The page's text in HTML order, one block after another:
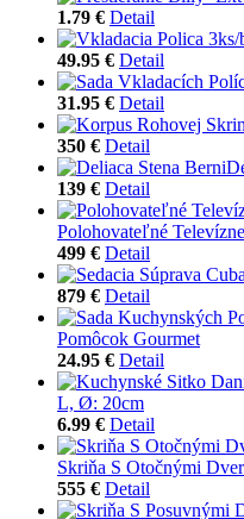
1.79 € Detail
49.95 € Detail
31.95 € Detail
350 € Detail
139 € Detail
Polohovateľné
499 € Detail
879 € Detail
Pomôcok Gourmet
24.95 € Detail
L, Ø: 20cm
6.99 € Detail
Skriňa S Otočnými
555 € Detail